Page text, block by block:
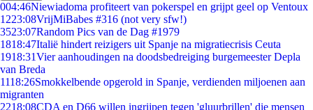
004:46Niewiadoma profiteert van pokerspel en grijpt geel op Ventoux
1223:08VrijMiBabes #316 (not very sfw!)
3523:07Random Pics van de Dag #1979
1818:47Italië hindert reizigers uit Spanje na migratiecrisis Ceuta
1918:31Vier aanhoudingen na doodsbedreiging burgemeester Depla
van Breda
1118:26Smokkelbende opgerold in Spanje, verdienden miljoenen aan
migranten
2218:08CDA en D66 willen ingrijpen tegen 'gluurbrillen' die mensen